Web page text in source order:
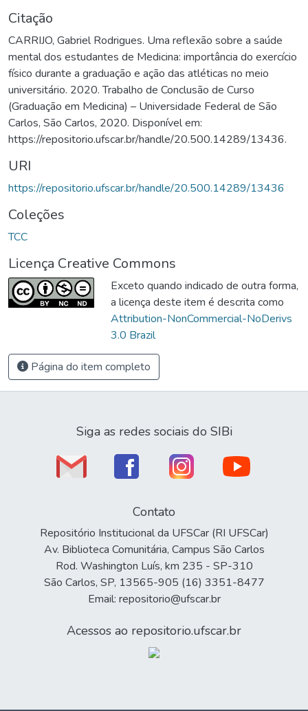
Citação
CARRIJO, Gabriel Rodrigues. Uma reflexão sobre a saúde
mental dos estudantes de Medicina: importância do exercício
físico durante a graduação e ação das atléticas no meio
universitário. 2020. Trabalho de Conclusão de Curso
(Graduação em Medicina) – Universidade Federal de São
Carlos, São Carlos, 2020. Disponível em:
https://repositorio.ufscar.br/handle/20.500.14289/13436.
URI
https://repositorio.ufscar.br/handle/20.500.14289/13436
Coleções
TCC
Licença Creative Commons
Exceto quando indicado de outra forma,
a licença deste item é descrita como
Attribution-NonCommercial-NoDerivs
3.0 Brazil
Página do item completo
Siga as redes sociais do SIBi
Contato
Repositório Institucional da UFSCar (RI UFSCar)
Av. Biblioteca Comunitária, Campus São Carlos
Rod. Washington Luís, km 235 - SP-310
São Carlos, SP, 13565-905 (16) 3351-8477
Email: repositorio@ufscar.br
Acessos ao repositorio.ufscar.br